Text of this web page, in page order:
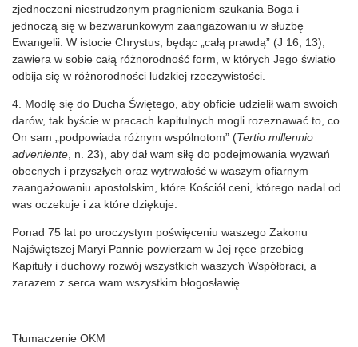
zjednoczeni niestrudzonym pragnieniem szukania Boga i
jednoczą się w bezwarunkowym zaangażowaniu w służbę
Ewangelii. W istocie Chrystus, będąc „całą prawdą” (J 16, 13),
zawiera w sobie całą różnorodność form, w których Jego światło
odbija się w różnorodności ludzkiej rzeczywistości.
4. Modlę się do Ducha Świętego, aby obficie udzielił wam swoich
darów, tak byście w pracach kapitulnych mogli rozeznawać to, co
On sam „podpowiada różnym wspólnotom” (Tertio millennio
adveniente , n. 23), aby dał wam siłę do podejmowania wyzwań
obecnych i przyszłych oraz wytrwałość w waszym ofiarnym
zaangażowaniu apostolskim, które Kościół ceni, którego nadal od
was oczekuje i za które dziękuje.
Ponad 75 lat po uroczystym poświęceniu waszego Zakonu
Najświętszej Maryi Pannie powierzam w Jej ręce przebieg
Kapituły i duchowy rozwój wszystkich waszych Współbraci, a
zarazem z serca wam wszystkim błogosławię.
Tłumaczenie OKM